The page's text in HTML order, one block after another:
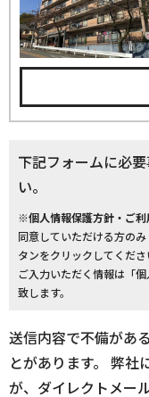
下記フォームに必
い。
※個人情報保護方針・ご利
同意していただける方の
タンをクリックしてくださ
ご入力いただく情報は「
致します。
送信内容で不備があ
とがあります。 弊社
が、ダイレクトメー